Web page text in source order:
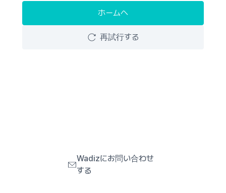
ホームへ
再試行する
Wadizにお問い合わせ
する